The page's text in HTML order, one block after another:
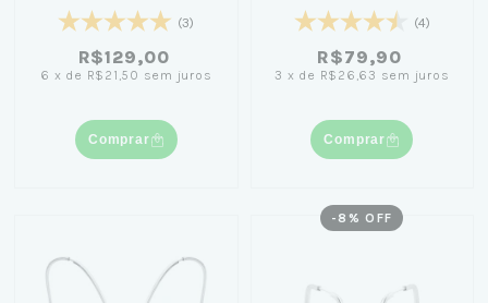
(3)
R$129,00
6 x de R$21,50 sem juros
Comprar
(4)
R$79,90
3 x de R$26,63 sem juros
Comprar
-8 % OFF